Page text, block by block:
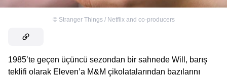
© Stranger Things / Netflix and co-producers
1985’te geçen üçüncü sezondan bir sahnede Will, barış
teklifi olarak Eleven’a M&M çikolatalarından bazılarını